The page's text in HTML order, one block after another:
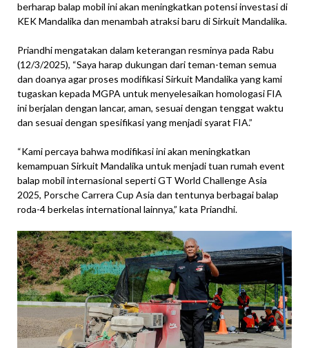
berharap balap mobil ini akan meningkatkan potensi investasi di
KEK Mandalika dan menambah atraksi baru di Sirkuit Mandalika.
Priandhi mengatakan dalam keterangan resminya pada Rabu
(12/3/2025), “Saya harap dukungan dari teman-teman semua
dan doanya agar proses modifikasi Sirkuit Mandalika yang kami
tugaskan kepada MGPA untuk menyelesaikan homologasi FIA
ini berjalan dengan lancar, aman, sesuai dengan tenggat waktu
dan sesuai dengan spesifikasi yang menjadi syarat FIA.”
“Kami percaya bahwa modifikasi ini akan meningkatkan
kemampuan Sirkuit Mandalika untuk menjadi tuan rumah event
balap mobil internasional seperti GT World Challenge Asia
2025, Porsche Carrera Cup Asia dan tentunya berbagai balap
roda-4 berkelas international lainnya,” kata Priandhi.